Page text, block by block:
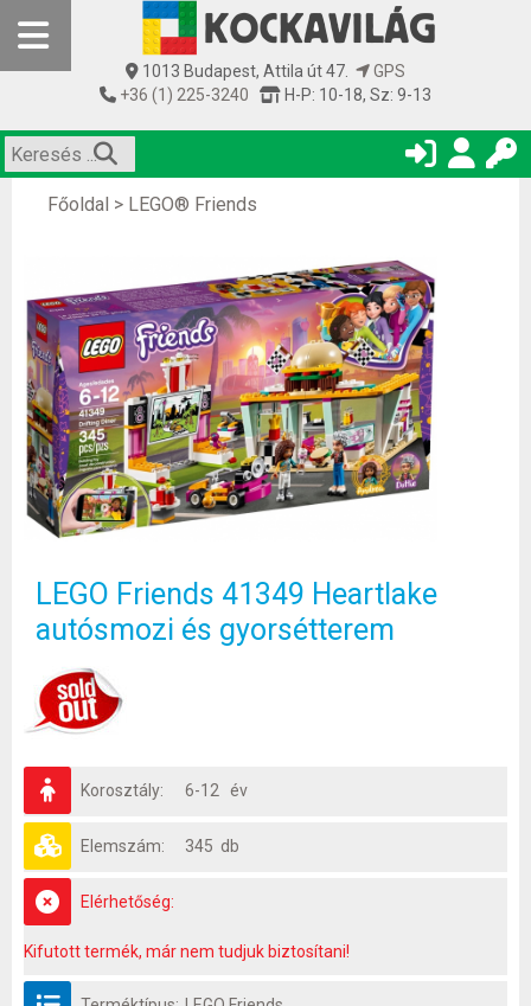
1013 Budapest, Attila út 47.
GPS
+36 (1) 225-3240
H-P: 10-18, Sz: 9-13
Főoldal > LEGO® Friends
LEGO Friends 41349 Heartlake
autósmozi és gyorsétterem
Korosztály: 6-12 év
Elemszám: 345 db
Elérhetőség:
Kifutott termék, már nem tudjuk biztosítani!